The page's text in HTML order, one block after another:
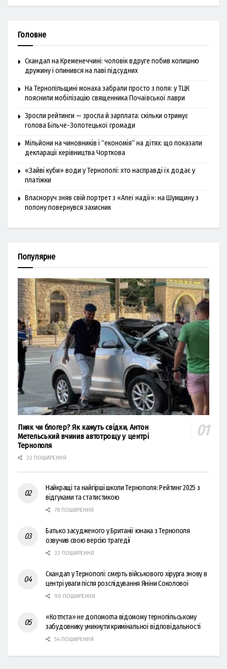
Головне
Скандал на Кременеччині: чоловік вдруге побив колишню
дружину і опинився на лаві підсудних
На Тернопільщині монаха забрали просто з поля: у ТЦК
пояснили мобілізацію священника Почаївської лаври
Зросли рейтинги — зросла й зарплата: скільки отримує
голова Більче-Золотецької громади
Мільйони на чиновників і “економія” на дітях: що показали
декларації керівництва Чорткова
«Зайві куби» води у Тернополі: хто насправді їх додає у
платіжки
Власноруч зняв свій портрет з «Алеї надії»: на Шумщину з
полону повернувся захисник
Популярне
Пияк чи блогер? Як кажуть свідки, Антон
Метельський вчинив автотрощу у центрі
Тернополя
22 ПОШИРЕННЯ
Найкращі та найгірші школи Тернополя: Рейтинг 2025 з
відгуками та статистикою
78 ПОШИРЕННЯ
Батько засудженого у Британії юнака з Тернополя
озвучив свою версію трагедії
32 ПОШИРЕННЯ
Скандал у Тернополі: смерть військового хірурга знову в
центрі уваги після розслідування Яніни Соколової
90 ПОШИРЕННЯ
«Котлєта» не допомогла відомому тернопільському
забудовнику уникнути кримінальної відповідальності
54 ПОШИРЕННЯ